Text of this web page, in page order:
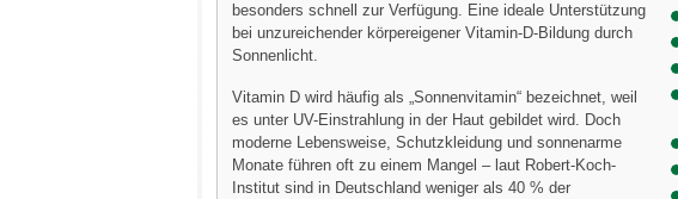
besonders schnell zur Verfügung. Eine ideale Unterstützung
bei unzureichender körpereigener Vitamin-D-Bildung durch
Sonnenlicht.
Vitamin D wird häufig als „Sonnenvitamin“ bezeichnet, weil
es unter UV-Einstrahlung in der Haut gebildet wird. Doch
moderne Lebensweise, Schutzkleidung und sonnenarme
Monate führen oft zu einem Mangel – laut Robert-Koch-
Institut sind in Deutschland weniger als 40 % der